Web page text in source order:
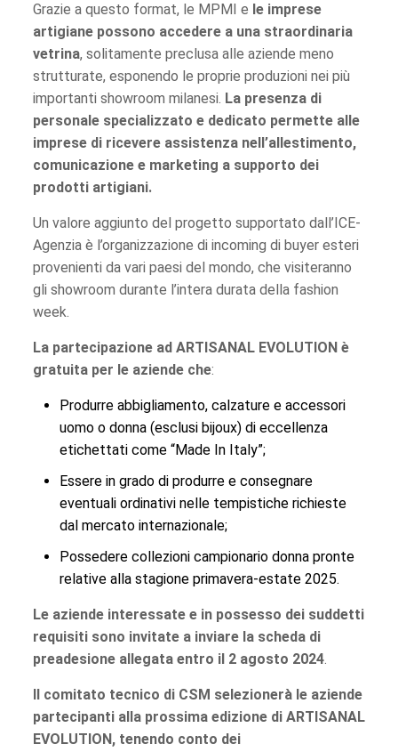
Grazie a questo format, le MPMI e le imprese
artigiane possono accedere a una straordinaria
vetrina, solitamente preclusa alle aziende meno
strutturate, esponendo le proprie produzioni nei più
importanti showroom milanesi. La presenza di
personale specializzato e dedicato permette alle
imprese di ricevere assistenza nell’allestimento,
comunicazione e marketing a supporto dei
prodotti artigiani.
Un valore aggiunto del progetto supportato dall’ICE-
Agenzia è l’organizzazione di incoming di buyer esteri
provenienti da vari paesi del mondo, che visiteranno
gli showroom durante l’intera durata della fashion
week.
La partecipazione ad ARTISANAL EVOLUTION è
gratuita per le aziende che:
Produrre abbigliamento, calzature e accessori
uomo o donna (esclusi bijoux) di eccellenza
etichettati come “Made In Italy”;
Essere in grado di produrre e consegnare
eventuali ordinativi nelle tempistiche richieste
dal mercato internazionale;
Possedere collezioni campionario donna pronte
relative alla stagione primavera-estate 2025.
Le aziende interessate e in possesso dei suddetti
requisiti sono invitate a inviare la scheda di
preadesione allegata entro il 2 agosto 2024.
Il comitato tecnico di CSM selezionerà le aziende
partecipanti alla prossima edizione di ARTISANAL
EVOLUTION, tenendo conto dei